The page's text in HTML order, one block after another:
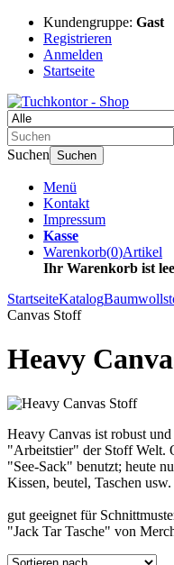
Kundengruppe: Gast
Registrieren
Anmelden
Startseite
Suchen Suchen
Menü
Kontakt
Impressum
Kasse
Warenkorb(0)Artikel
Ihr Warenkorb ist
StartseiteKatalog
Canvas Stoff
Heavy
Heavy Canvas ist robust
"Arbeitstier" der Stoff Welt.
"See-Sack" benutzt; heute
Kissen,
gut geeignet für
"Jack Tar Tasche" von